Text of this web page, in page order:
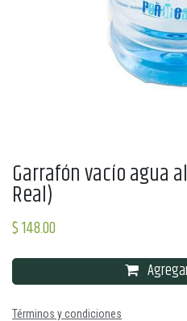
Garrafón vacío agua
Real)
$148.00
Términos y condiciones